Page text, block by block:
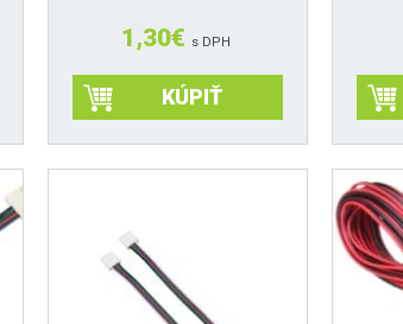
1,30€ s DPH
KÚPIŤ